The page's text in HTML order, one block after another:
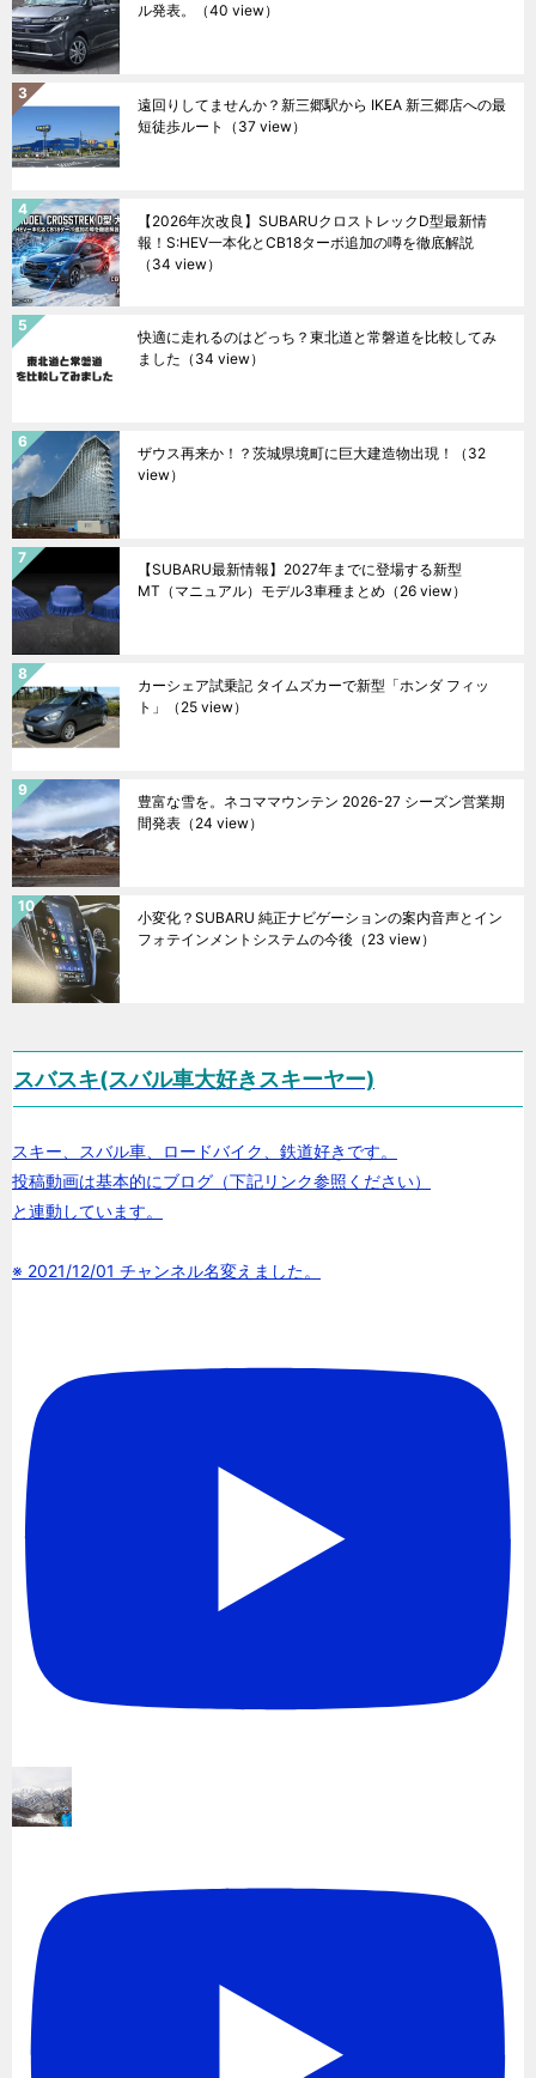
ル発表。
（40 view）
遠回りしてませんか？新三郷駅から IKEA 新三郷店への最
短徒歩ルート
（37 view）
【2026年次改良】SUBARUクロストレックD型最新情
報！S:HEV一本化とCB18ターボ追加の噂を徹底解説
（34 view）
快適に走れるのはどっち？東北道と常磐道を比較してみ
ました （34 view）
ザウス再来か！？茨城県境町に巨大建造物出現！
（32
view）
【SUBARU最新情報】2027年までに登場する新型
MT（マニュアル）モデル3車種まとめ （26 view）
カーシェア試乗記 タイムズカーで新型「ホンダ フィッ
ト」
（25 view）
豊富な雪を。ネコママウンテン 2026-27 シーズン営業期
間発表 （24 view）
小変化？SUBARU 純正ナビゲーションの案内音声とイン
フォテインメントシステムの今後 （23 view）
スバスキ(スバル車大好きスキーヤー)
スキー、スバル車、ロードバイク、鉄道好きです。
投稿動画は基本的にブログ（下記リンク参照ください）
と連動しています。
※ 2021/12/01 チャンネル名変えました。